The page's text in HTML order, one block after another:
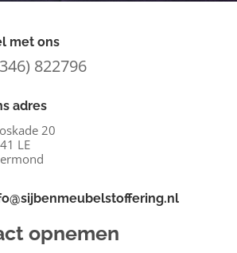
met ons
822796
adres
20
LE
opnemen